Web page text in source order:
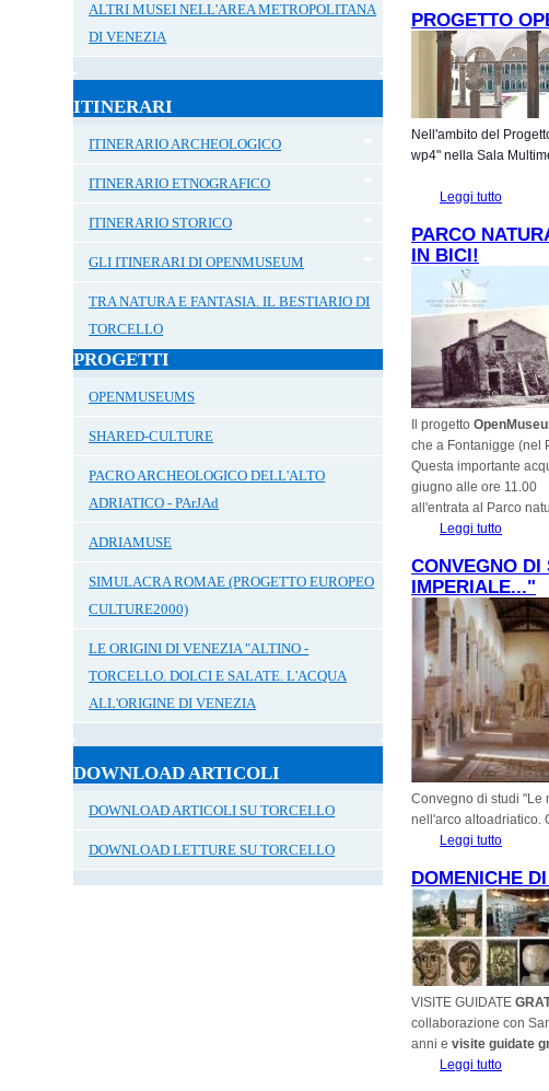
ALTRI MUSEI NELL'AREA METROPOLITANA
DI VENEZIA
ITINERARI
ITINERARIO ARCHEOLOGICO
ITINERARIO ETNOGRAFICO
ITINERARIO STORICO
GLI ITINERARI DI OPENMUSEUM
TRA NATURA E FANTASIA. IL BESTIARIO DI
TORCELLO
PROGETTI
OPENMUSEUMS
SHARED-CULTURE
PACRO ARCHEOLOGICO DELL'ALTO
ADRIATICO - PArJAd
ADRIAMUSE
SIMULACRA ROMAE (PROGETTO EUROPEO
CULTURE2000)
LE ORIGINI DI VENEZIA "ALTINO -
TORCELLO. DOLCI E SALATE. L'ACQUA
ALL'ORIGINE DI VENEZIA
DOWNLOAD ARTICOLI
DOWNLOAD ARTICOLI SU TORCELLO
DOWNLOAD LETTURE SU TORCELLO
PROGETTO
Nell'ambito del
wp4" nella Sala
Leggi tutto
PARCO
IN BICI!
Il progetto
che a Fontanigge (nel
Questa importante
giugno alle ore 11.00
all'entrata al Parco
Leggi tutto
CONVEGNO
IMPERIALE..."
Convegno di studi "Le
nell'arco altoadriatico.
Leggi tutto
DOMENICHE
VISITE GUIDATE
collaborazione con
annievisite guidate
Leggi tutto